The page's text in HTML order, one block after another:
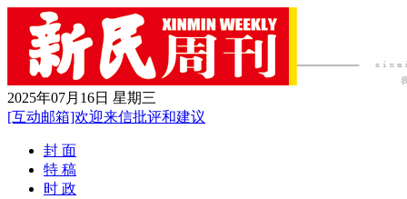
2025年07月16日 星期三
[互动邮箱]欢迎来信批评和建议
封 面
特 稿
时 政